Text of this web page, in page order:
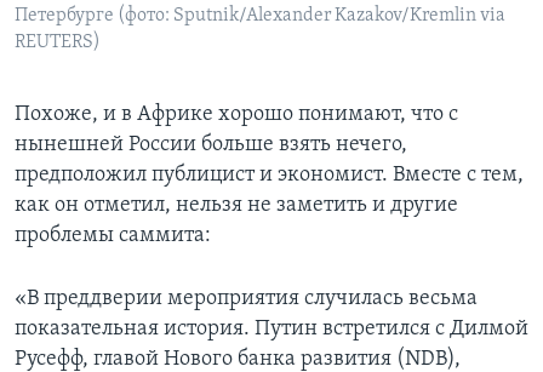
Петербурге (фото: Sputnik/Alexander Kazakov/Kremlin via
REUTERS)
Похоже, и в Африке хорошо понимают, что с
нынешней России больше взять нечего,
предположил публицист и экономист. Вместе с тем,
как он отметил, нельзя не заметить и другие
проблемы саммита:
«В преддверии мероприятия случилась весьма
показательная история. Путин встретился с Дилмой
Русефф, главой Нового банка развития (NDB),